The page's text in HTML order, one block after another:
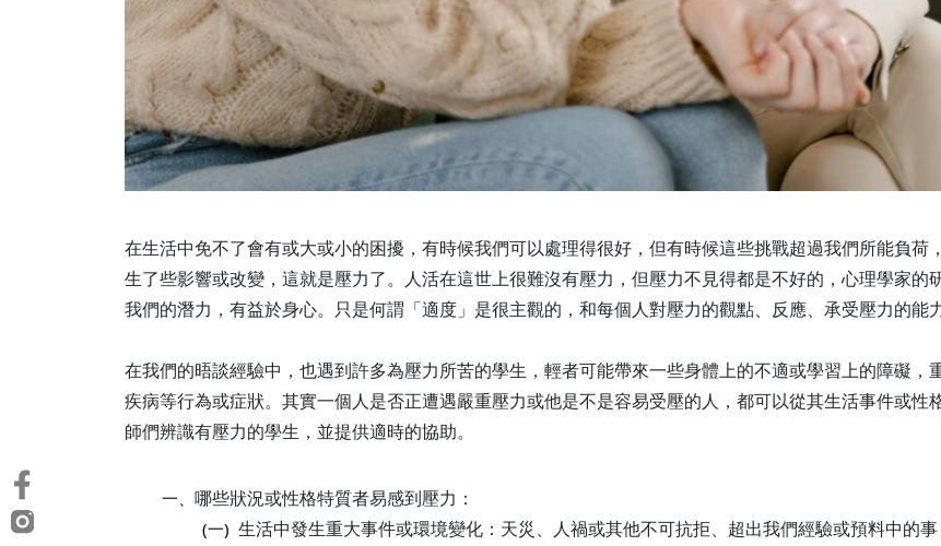
在生活中免不了會有或大或小的困擾，有時候我們可以處理得很好，但有時候這些挑戰超過我們所能負
生了些影響或改變，這就是壓力了。人活在這世上很難沒有壓力，但壓力不見得都是不好的，心理學家
我們的潛力，有益於身心。只是何謂「適度」是很主觀的，和每個人對壓力的觀點、反應、承受壓力的能
在我們的晤談經驗中，也遇到許多為壓力所苦的學生，輕者可能帶來一些身體上的不適或學習上的障礙
疾病等行為或症狀。其實一個人是否正遭遇嚴重壓力或他是不是容易受壓的人，都可以從其生活事件或
師們辨識有壓力的學生，並提供適時的協助。
一、 哪些狀況或性格特質者易感到壓力：
(一) 生活中發生重大事件或環境變化：天災、人禍或其他不可抗拒、超出我們經驗或預料中的